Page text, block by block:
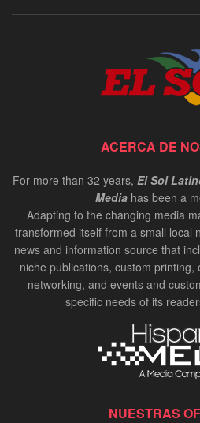
ACERCA DE
For more than 32 years, El Sol
Media has been a
Adapting to the changing media
transformed itself from a small local
news and information source that
niche publications, custom
networking, and events and
specific needs of its
NUESTRAS